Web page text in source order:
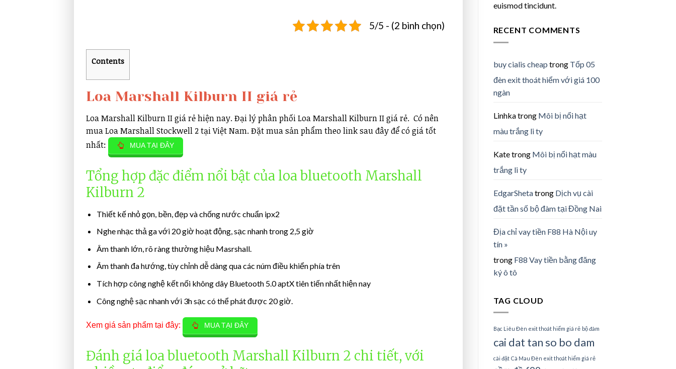
5/5 - (2 bình chọn)
Contents
Loa Marshall Kilburn II giá rẻ
Loa Marshall Kilburn II giá rẻ hiện nay. Đại lý phân phối Loa Marshall Kilburn II giá rẻ. Có nên
mua Loa Marshall Stockwell 2 tại Việt Nam. Đặt mua sản phẩm theo link sau đây để có giá tốt
nhất:
MUA TẠI ĐÂY
Tổng hợp đặc điểm nổi bật của loa bluetooth Marshall
Kilburn 2
Thiết kế nhỏ gọn, bền, đẹp và chống nước chuẩn ipx2
Nghe nhạc thả ga với 20 giờ hoạt động, sạc nhanh trong 2,5 giờ
Âm thanh lớn, rõ ràng thường hiệu Masrshall.
Âm thanh đa hướng, tùy chỉnh dễ dàng qua các núm điều khiển phía trên
Tích hợp công nghệ kết nối không dây Bluetooth 5.0 aptX tiên tiến nhất hiện nay
Công nghệ sạc nhanh với 3h sạc có thể phát được 20 giờ.
Xem giá sản phẩm tại đây: MUA TẠI ĐÂY
Đánh giá loa bluetooth Marshall Kilburn 2 chi tiết, với
euismod tincidunt.
RECENT COMMENTS
buy cialis cheap trong Tốp 05
đèn exit thoát hiểm với giá 100
ngàn
Linhkatrong Môi bị nổi hạt
màu trắng li ty
Katetrong Môi bị nổi hạt màu
trắng li ty
EdgarShetatrong Dịch vụ cài
đặt tần số bộ đàm tại Đồng Nai
Địa chỉ vay tiền F88 Hà Nội uy
tín »
trong F88 Vay tiền bằng đăng
ký ô tô
TAG CLOUD
Bạc Liêu Đèn exit thoát hiểm giá rẻ bộ đàm
cai dat tan so bo dam
cài đặt Cà Mau Đèn exit thoát hiểm giá rẻ